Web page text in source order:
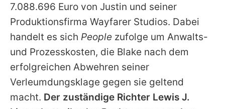
Utiq verwalten
7.088.696 Euro von Justin und seiner
Produktionsfirma Wayfarer Studios. Dabei
handelt es sich People zufolge um Anwalts-
und Prozesskosten, die Blake nach dem
erfolgreichen Abwehren seiner
Verleumdungsklage gegen sie geltend
macht. Der zuständige Richter Lewis J.